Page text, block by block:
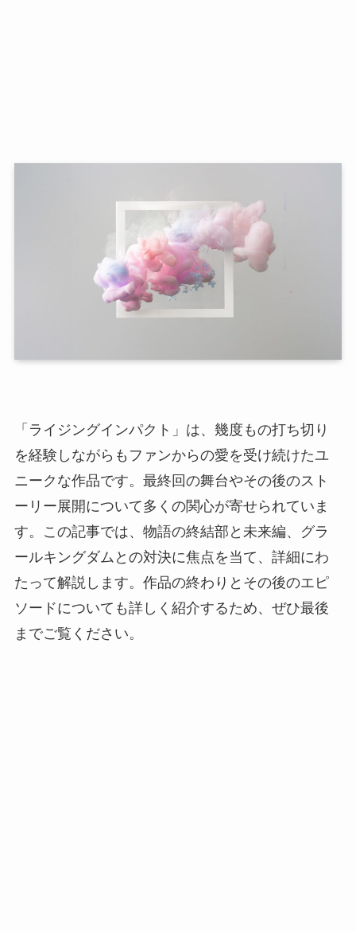
「ライジングインパクト」は、幾度もの打ち切り
を経験しながらもファンからの愛を受け続けたユ
ニークな作品です。最終回の舞台やその後のスト
ーリー展開について多くの関心が寄せられていま
す。この記事では、物語の終結部と未来編、グラ
ールキングダムとの対決に焦点を当て、詳細にわ
たって解説します。作品の終わりとその後のエピ
ソードについても詳しく紹介するため、ぜひ最後
までご覧ください。